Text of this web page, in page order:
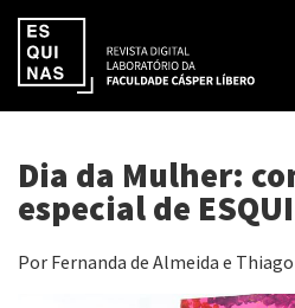
Dia da Mulher:
especial de
Por Fernanda de Almeida e